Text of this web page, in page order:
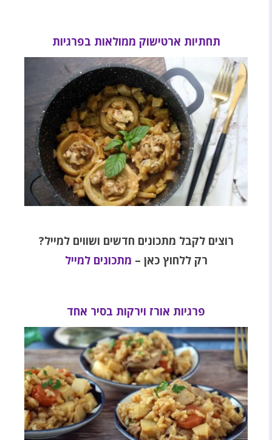
תחתיות ארטישוק ממולאות בפרגיות
רוצים לקבל מתכונים חדשים ושווים למייל?
רק ללחוץ כאן – מתכונים למייל
פרגיות אורז וירקות בסיר אחד